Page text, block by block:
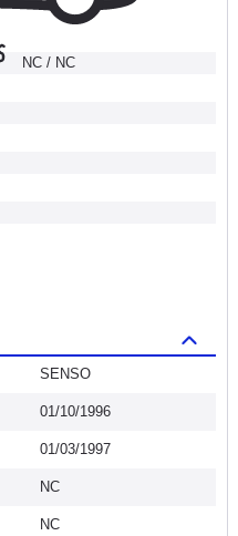
NC / NC
SENSO
01/10/1996
01/03/1997
NC
NC